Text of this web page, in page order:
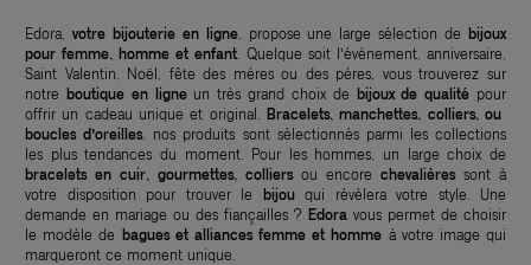
Edora, votre bijouterie en ligne, propose une large sélection debijoux
pour femme, homme et enfant . Quelque soit l’événement, anniversaire,
Saint Valentin, Noël, fête des mères ou des pères, vous trouverez sur
notre boutique en ligneun très grand choix de bijoux de qualité pour
offrir un cadeau unique et original. Bracelets, manchettes, colliers, ou
boucles d’oreilles, nos produits sont sélectionnés parmi les collections
les plus tendances du moment. Pour les hommes, un large choix de
bracelets en cuir, gourmettes, colliersou encore chevalièressont à
votre disposition pour trouver le bijouqui révèlera votre style. Une
demande en mariage ou des fiançailles ?Edora vous permet de choisir
le modèle de bagues et alliances femme et homme à votre image qui
marqueront ce moment unique.